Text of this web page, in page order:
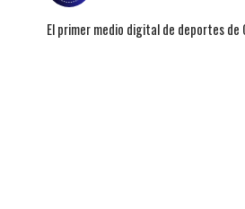
El primer medio digital de deportes de